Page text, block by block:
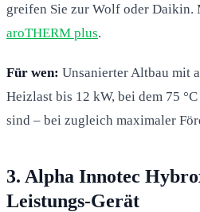
greifen Sie zur Wolf oder Daikin.
aroTHERM plus.
Für wen: Unsanierter Altbau mit
Heizlast bis 12 kW, bei dem 75
sind – bei zugleich maximaler
3. Alpha Innotec
Leistungs-Gerät